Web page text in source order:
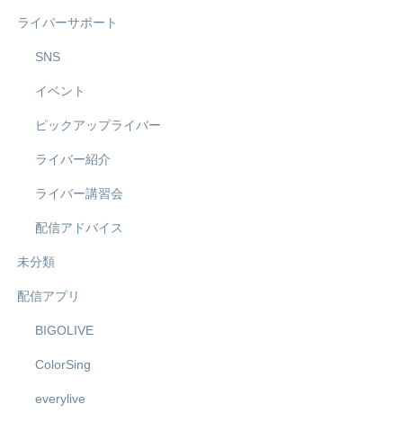
ライバーサポート
SNS
イベント
ピックアップライバー
ライバー紹介
ライバー講習会
配信アドバイス
未分類
配信アプリ
BIGOLIVE
ColorSing
everylive